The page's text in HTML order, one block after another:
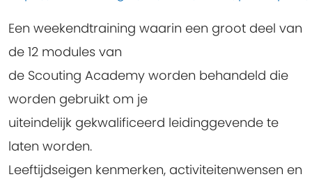
Een weekendtraining waarin een groot deel van
de 12 modules van
de Scouting Academy worden behandeld die
worden gebruikt om je
uiteindelijk gekwalificeerd leidinggevende te
laten worden.
Leeftijdseigen kenmerken, activiteitenwensen en